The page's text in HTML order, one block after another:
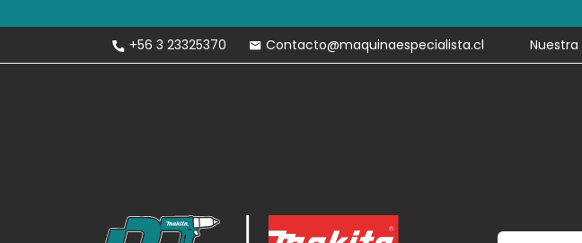
Envíos Gratis por compras desde
+56 3 23325370
Contacto@maquinaespecialista.cl